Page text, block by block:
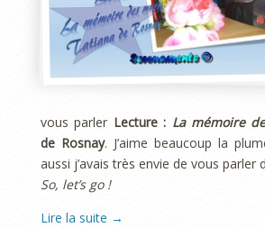
vous parler Lecture : La mémoire
de Rosnay. J’aime beaucoup la
aussi j’avais très envie de vous parler
So, let’s go !
Lire la suite →